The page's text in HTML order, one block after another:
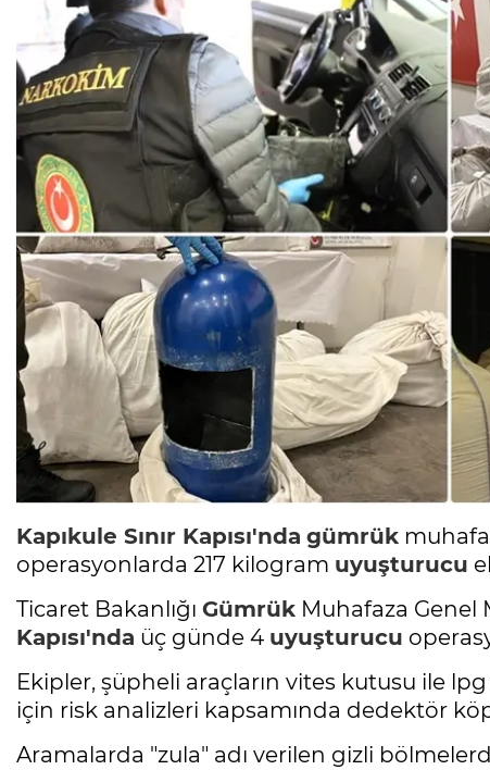
Kapıkule Sınır Kapısı'nda gümrük
operasyonlarda 217 kilogram uyuşturucu
Ticaret Bakanlığı Gümrük Muhafaza
Kapısı'nda üç günde 4 uyuşturucu
Ekipler, şüpheli araçların vites kutusu ile
için risk analizleri kapsamında dedektör
Aramalarda "zula" adı verilen gizli